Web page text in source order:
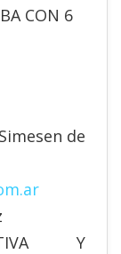
CON 6
de
Y